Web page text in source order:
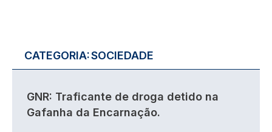
CATEGORIA:SOCIEDADE
GNR: Traficante de droga detido na
Gafanha da Encarnação.